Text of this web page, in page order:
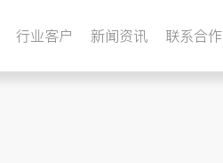
行业客户 新闻资讯 联系合作